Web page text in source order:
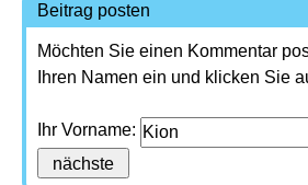
Beitrag posten
Möchten Sie einen Kommentar
Ihren Namen ein und klicken Sie
Ihr Vorname: